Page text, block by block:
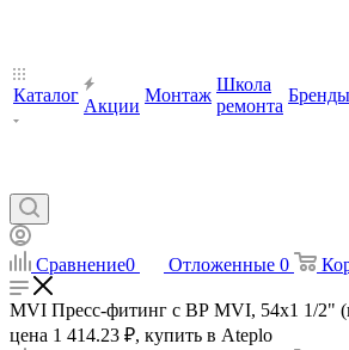
Каталог
Акции
Монтаж
Школа
ремонта
Бренды
Сравнение0 Отложенные 0
MVI Пресс-фитинг с ВР MVI, 54x1 1/2"
цена 1 414.23 ₽, купить в Ateplo